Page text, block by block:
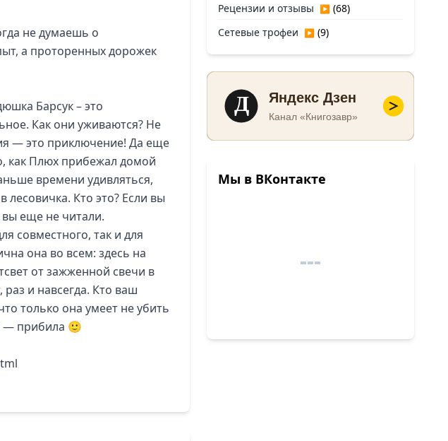
не думаешь о
а проторенных дорожек
Барсук – это
Как они уживаются? Не
— это приключение! Да еще
как Плюх прибежал домой
времени удивляться,
Кто это? Если вы
вы еще не читали.
совместного, так и для
она во всем: здесь на
от зажженной свечи в
и навсегда. Кто ваш
только она умеет не убить
— прибила 🙂
Рецензии и отзывы ▶ (68)
Сетевые трофеи ▶ (9)
Д Яндекс Дзен
Канал «Книгозавр»
Мы в ВКонтакте